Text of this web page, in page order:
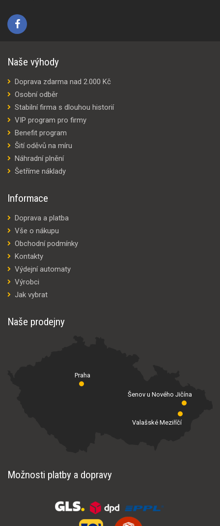
Naše výhody
Doprava zdarma nad 2.000 Kč
Osobní odběr
Stabilní firma s dlouhou historií
VIP program pro firmy
Benefit program
Šití oděvů na míru
Náhradní plnění
Šetříme náklady
Informace
Doprava a platba
Vše o nákupu
Obchodní podmínky
Kontakty
Výdejní automaty
Výrobci
Jak vybrat
Naše prodejny
Praha
Valašské Meziříčí
Šenov u Nového Jičína
Možnosti platby a dopravy